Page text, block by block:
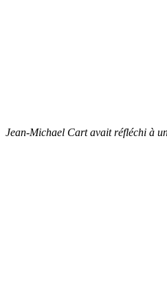
Jean-Michael Cart avait réfléchi à